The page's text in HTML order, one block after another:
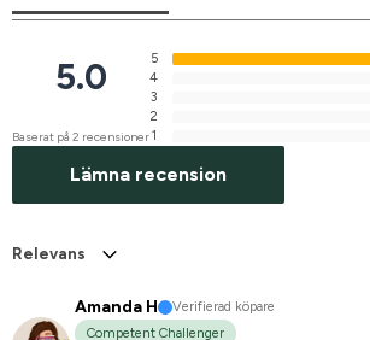
5.0
Baserat på 2 recensioner
5
4
3
2
1
Lämna recension
Relevans
Amanda H
Verifierad köpare
Competent Challenger